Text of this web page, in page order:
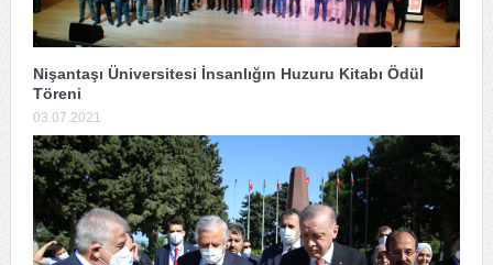
Nişantaşı Üniversitesi İnsanlığın Huzuru Kitabı Ödül
Töreni
03.07.2021